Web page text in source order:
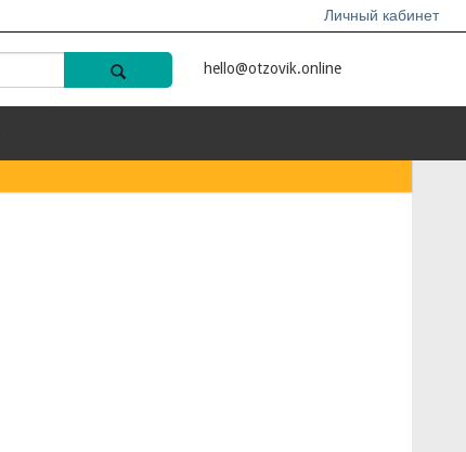
Личный кабинет
hello@otzovik.online